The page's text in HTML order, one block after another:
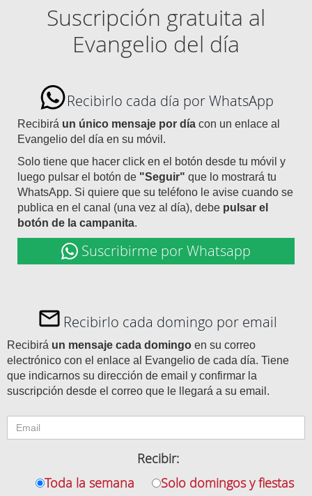
Suscripción gratuita al
Evangelio del día
Recibirlo cada día por WhatsApp
Recibirá un único mensaje por día con un enlace al
Evangelio del día en su móvil.
Solo tiene que hacer click en el botón desde tu móvil y
luego pulsar el botón de "Seguir" que lo mostrará tu
WhatsApp. Si quiere que su teléfono le avise cuando se
publica en el canal (una vez al día), debe pulsar el
botón de la campanita.
Suscribirme por Whatsapp
Recibirlo cada domingo por email
Recibirá un mensaje cada domingo en su correo
electrónico con el enlace al Evangelio de cada día. Tiene
que indicarnos su dirección de email y confirmar la
suscripción desde el correo que le llegará a su email.
Recibir:
Toda la semana
Solo domingos y fiestas